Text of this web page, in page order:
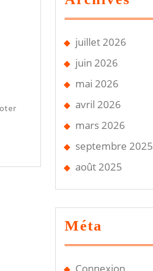
juillet 2026
juin 2026
mai 2026
avril 2026
mars 2026
septembre 2025
août 2025
Méta
Connexion